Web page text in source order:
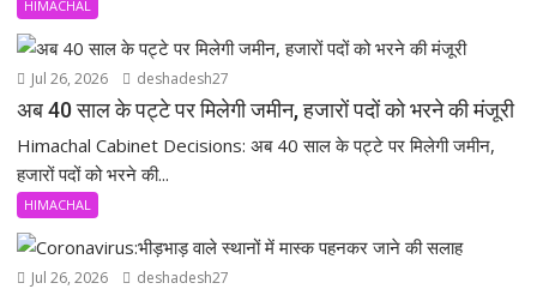
HIMACHAL
Jul 26, 2026 deshadesh27
अब 40 साल के पट्टे पर मिलेगी जमीन, हजारों पदों को भरने की मंजूरी
Himachal Cabinet Decisions: अब 40 साल के पट्टे पर मिलेगी जमीन,
हजारों पदों को भरने की...
HIMACHAL
Jul 26, 2026 deshadesh27